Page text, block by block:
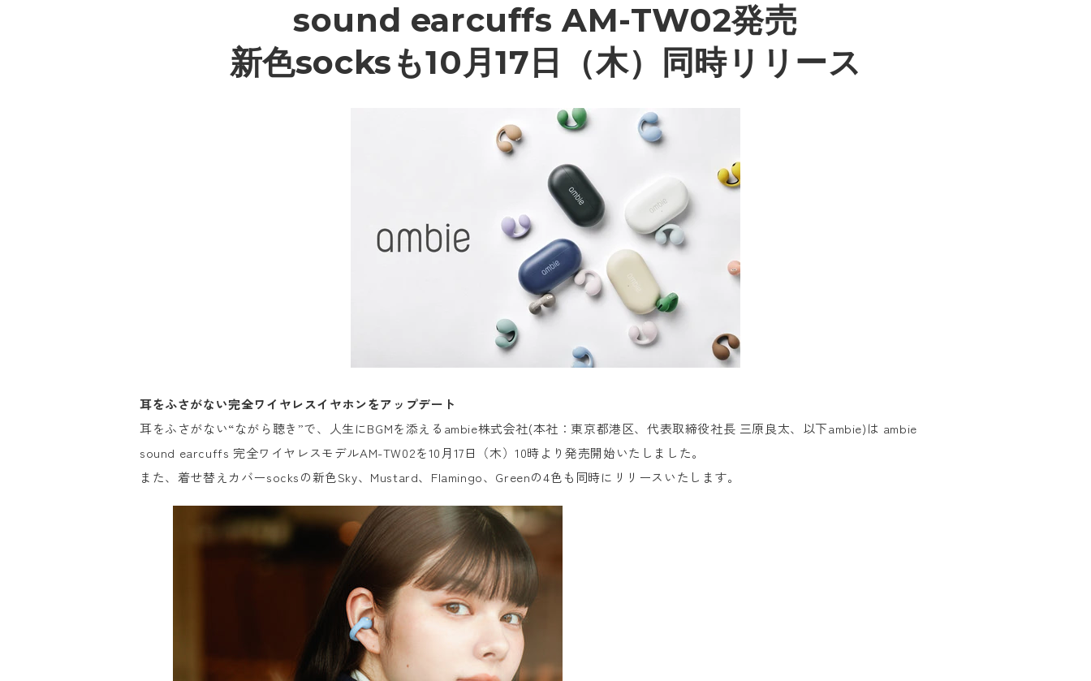
sound earcuffs AM-TW02発売
新色socksも10月17日（木）同時リリース
耳をふさがない完全ワイヤレスイヤホンをアップデート
耳をふさがない“ながら聴き”で、人生にBGMを添えるambie株式会社(本社：東京都港区、代表取締役社長 三原良太、以下ambie)は ambie
sound earcuffs 完全ワイヤレスモデルAM-TW02を10月17日（木）10時より発売開始いたしました。
また、着せ替えカバーsocksの新色Sky、Mustard、Flamingo、Greenの4色も同時にリリースいたします。